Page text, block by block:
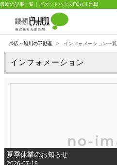
最新の記事一覧｜ピタットハウスFC丸正池田
帯広・旭川の不動産 > インフォメーション一覧
インフォメーション
夏季休業のお知らせ